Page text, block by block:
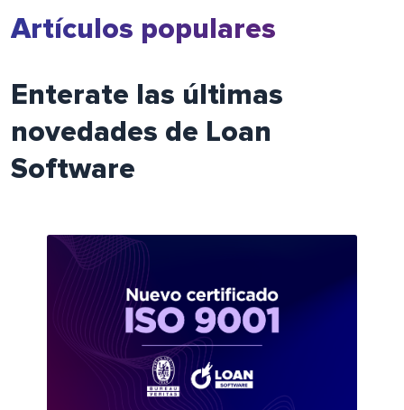
Artículos populares
Enterate las últimas
novedades de Loan
Software